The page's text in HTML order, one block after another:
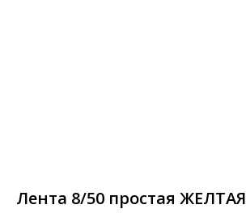
Лента 8/50 простая ЖЕЛТАЯ